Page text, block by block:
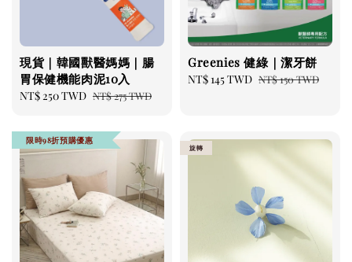
現貨｜韓國獸醫媽媽｜腸
胃保健機能肉泥10入
Sale
NT$ 250 TWD Regular
NT$ 275 TWD
Greenies 健綠｜潔牙餅
Sale
NT$ 145 TWD Regular
NT$ 150 TWD
限時98折預購優惠
旋轉